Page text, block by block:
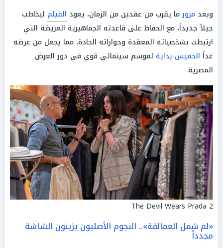
وبعد مرورما يقرب من عقدين من الزمان، يعود الفيلم ليخاطب
جيلاً جديداً، مع الحفاظ على قاعدته الجماهيرية العريضة التي
ارتبطت بشخصياته المعقدة وحواراته الحادة، مما يجعل من عرضه
غداً الخميس بداية لموسم سينمائي قوي في دور العرض
المصرية.
The Devil Wears Prada 2
«لم شمل العمالقة».. النجوم الأصليون يزينون الشاشة
مجدداً